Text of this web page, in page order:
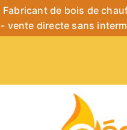
Fabricant de bois de
- vente directe sans